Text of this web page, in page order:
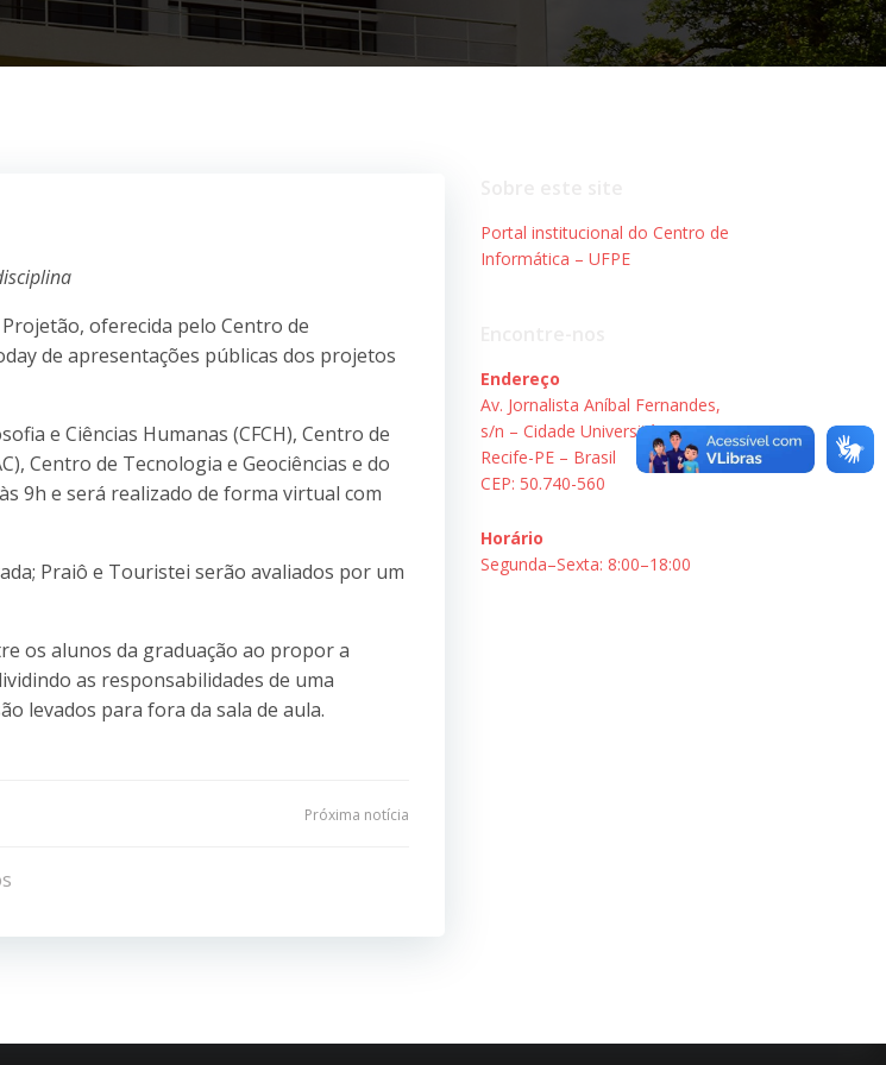
oferecida pelo Centro de
de apresentações públicas dos projetos
e Ciências Humanas (CFCH), Centro de
Centro de Tecnologia e Geociências e do
9h e será realizado de forma virtual com
Praiô e Touristei serão avaliados por um
os alunos da graduação ao propor a
as responsabilidades de uma
levados para fora da sala de aula.
Próxima notícia
Portal institucional do Centro de
Informática – UFPE
Endereço
Av. Jornalista Aníbal Fernandes,
s/n – Cidade Universitária.
Recife-PE – Brasil
CEP: 50.740-560
Horário
Segunda–Sexta: 8:00–18:00